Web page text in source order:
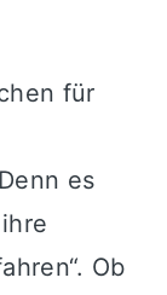
für
es
Ob